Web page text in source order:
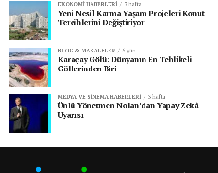
EKONOMI HABERLERI 3 hafta
Yeni Nesil Karma Yaşam Projeleri Konut
Tercihlerini Değiştiriyor
BLOG & MAKALELER 6 gün
Karaçay Gölü: Dünyanın En Tehlikeli
Göllerinden Biri
MEDYA VE SINEMA HABERLERI 3 hafta
Ünlü Yönetmen Nolan’dan Yapay Zekâ
Uyarısı